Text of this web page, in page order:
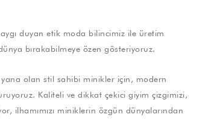
duyan etik moda bilincimiz ile üretim
bırakabilmeye özen gösteriyoruz.
olan stil sahibi minikler için, modern
Kaliteli ve dikkat çekici giyim çizgimizi,
ilhamımızı miniklerin özgün dünyalarından